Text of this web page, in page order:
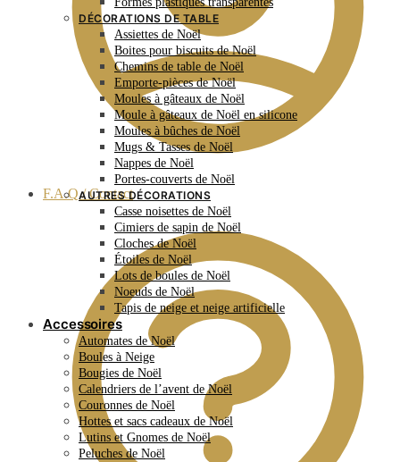
F.A.Q / Contact
DÉCORATIONS DE TABLE
Assiettes de Noël
Boites pour biscuits de Noël
Chemins de table de Noël
Emporte-pièces de Noël
Moules à gâteaux de Noël
Moule à gâteaux de Noël en silicone
Moules à bûches de Noël
Mugs & Tasses de Noël
Nappes de Noël
Portes-couverts de Noël
AUTRES DÉCORATIONS
Casse noisettes de Noël
Cimiers de sapin de Noël
Cloches de Noël
Étoiles de Noël
Lots de boules de Noël
Noeuds de Noël
Tapis de neige et neige artificielle
Accessoires
Automates de Noël
Boules à Neige
Bougies de Noël
Calendriers de l’avent de Noël
Couronnes de Noël
Hottes et sacs cadeaux de Noël
Lutins et Gnomes de Noël
Peluches de Noël